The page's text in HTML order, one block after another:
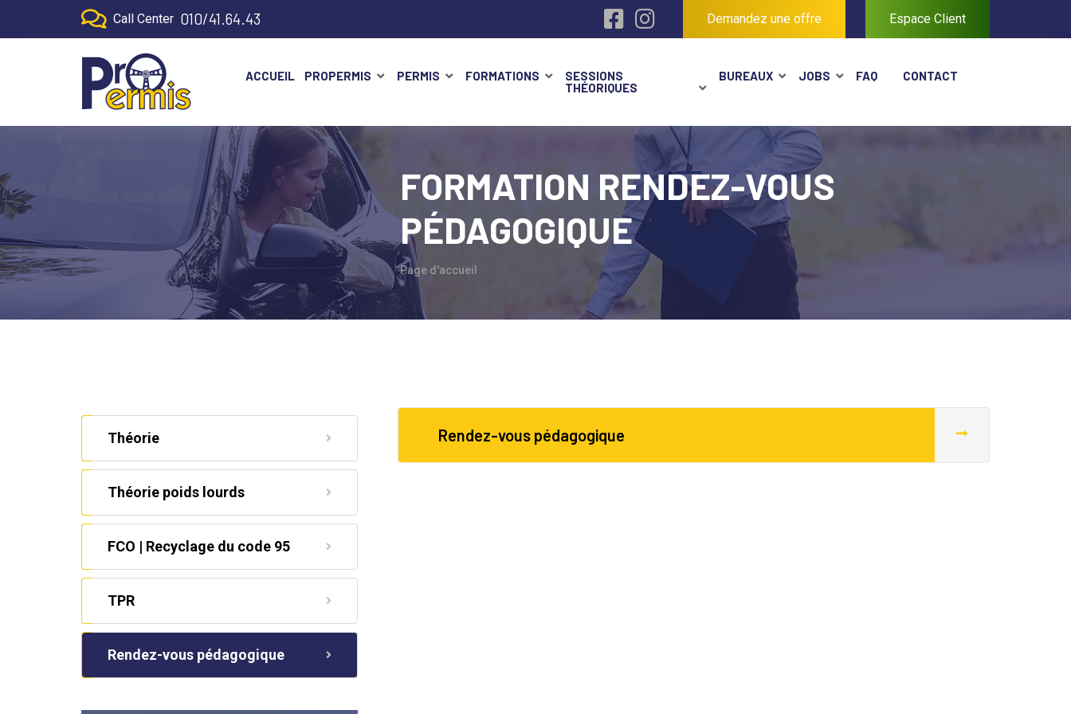
Call Center 010/41.64.43 Demandez une offre Espace Client
ACCUEIL PROPERMIS PERMIS FORMATIONS
SESSIONS
THÉORIQUES
BUREAUX JOBS FAQ CONTACT
FORMATION RENDEZ-VOUS
PÉDAGOGIQUE
Page d'accueil
Théorie
Théorie poids lourds
FCO | Recyclage du code 95
TPR
Rendez-vous pédagogique
Rendez-vous pédagogique